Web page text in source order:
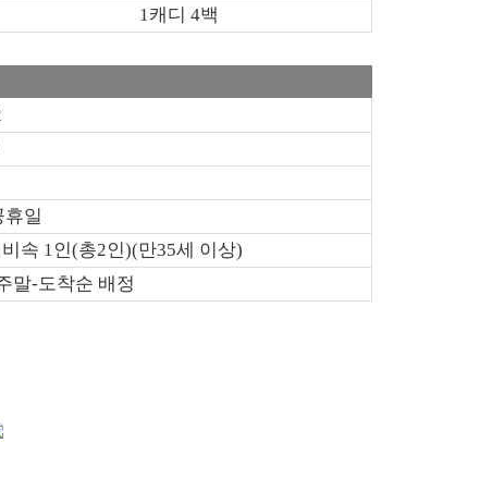
1캐디 4백
휴일
속 1인(총2인)(만35세 이상)
말-도착순 배정